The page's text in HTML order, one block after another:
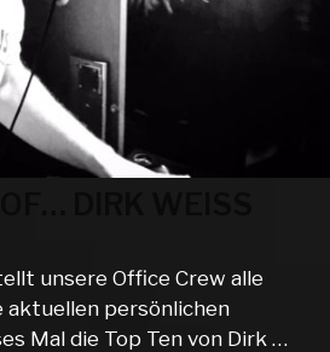
unsere Office Crew alle
aktuellen persönlichen
Mal die Top Ten von Dirk …